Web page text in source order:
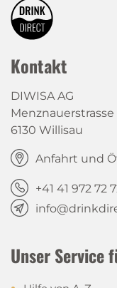
Kontakt
DIWISA AG
Menznauerstrasse
6130 Willisau
Anfahrt und
+41 41 972 72
Unser Service